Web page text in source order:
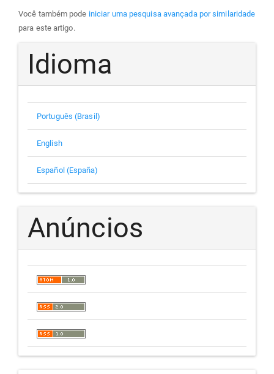
Você também pode iniciar uma pesquisa avançada por similaridade
para este artigo.
Idioma
Português (Brasil)
English
Español (España)
Anúncios